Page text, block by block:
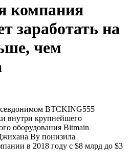
компания
заработать на
чем
BTCKING555
внутри крупнейшего
оборудования Bitmain
Ву понизила
в 2018 году с $8 млрд до $3